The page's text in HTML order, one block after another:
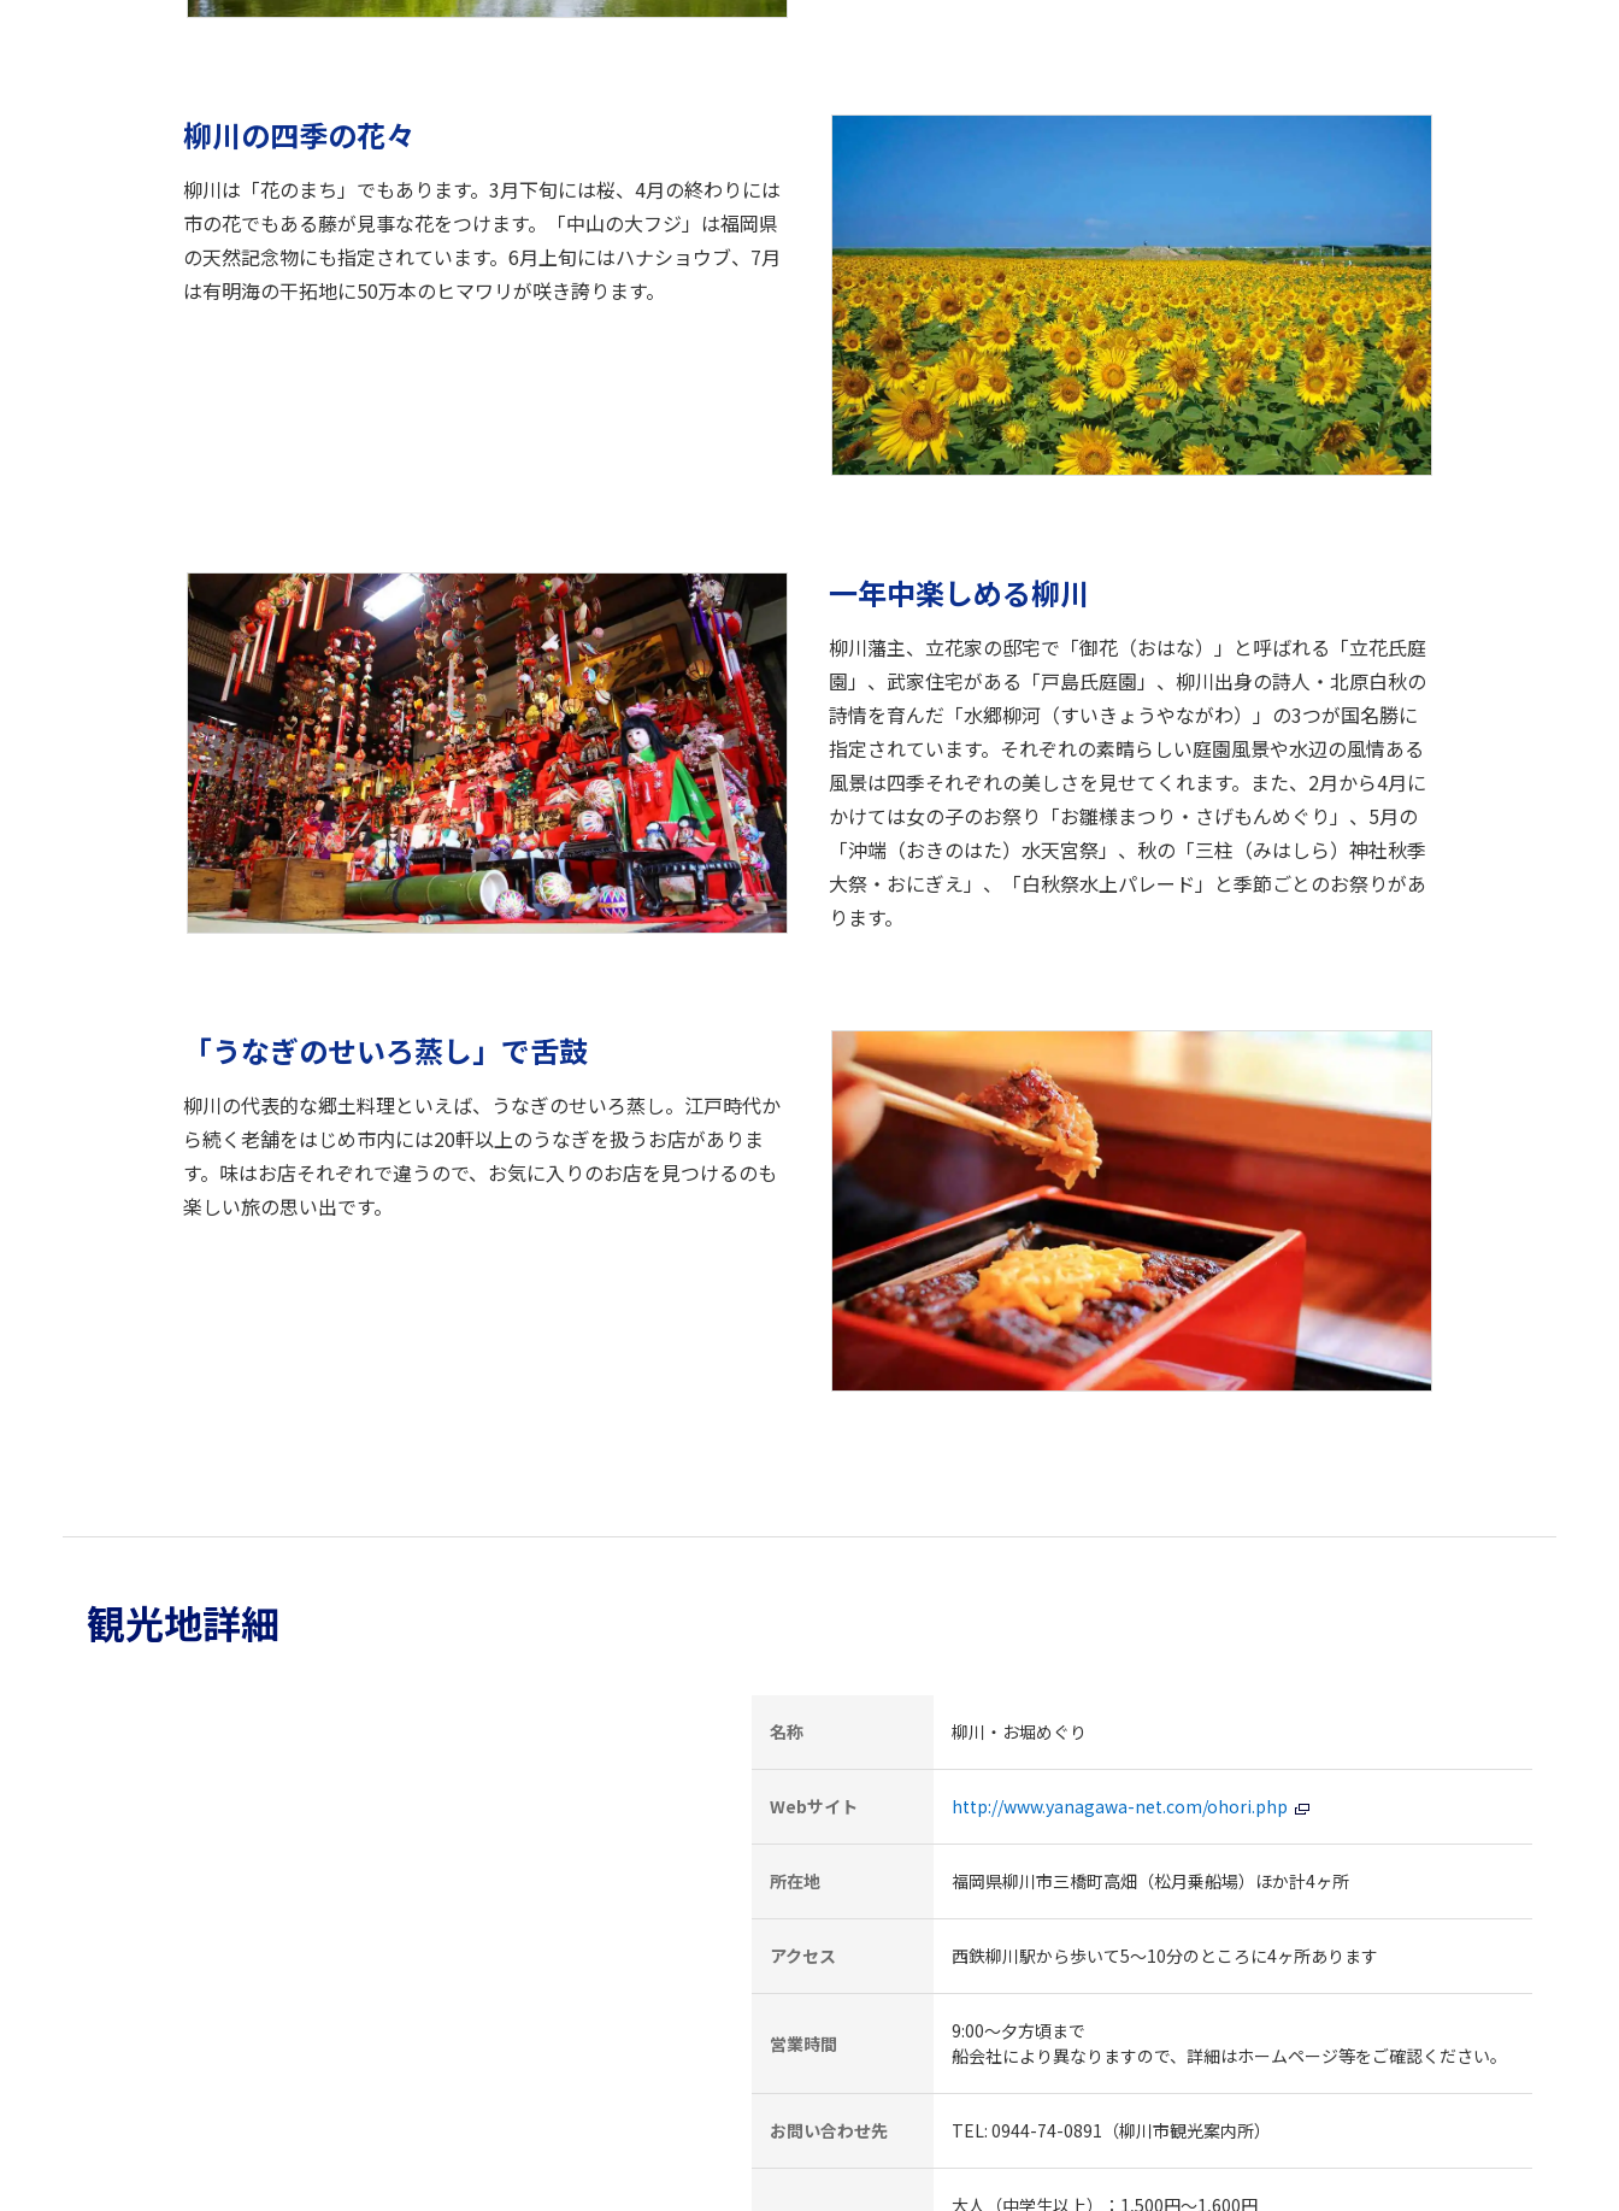
柳川の四季の花々
柳川は「花のまち」でもあります。3月下旬には桜、4月の終わりには
市の花でもある藤が見事な花をつけます。「中山の大フジ」は福岡県
の天然記念物にも指定されています。6月上旬にはハナショウブ、7月
は有明海の干拓地に50万本のヒマワリが咲き誇ります。
一年中楽しめる柳川
柳川藩主、立花家の邸宅で「御花（おはな）」と呼ばれる「立花氏庭
園」、武家住宅がある「戸島氏庭園」、柳川出身の詩人・北原白秋の
詩情を育んだ「水郷柳河（すいきょうやながわ）」の3つが国名勝に
指定されています。それぞれの素晴らしい庭園風景や水辺の風情ある
風景は四季それぞれの美しさを見せてくれます。また、2月から4月に
かけては女の子のお祭り「お雛様まつり・さげもんめぐり」、5月の
「沖端（おきのはた）水天宮祭」、秋の「三柱（みはしら）神社秋季
大祭・おにぎえ」、「白秋祭水上パレード」と季節ごとのお祭りがあ
ります。
「うなぎのせいろ蒸し」で舌鼓
柳川の代表的な郷土料理といえば、うなぎのせいろ蒸し。江戸時代か
ら続く老舗をはじめ市内には20軒以上のうなぎを扱うお店がありま
す。味はお店それぞれで違うので、お気に入りのお店を見つけるのも
楽しい旅の思い出です。
観光地詳細
名称 柳川・お堀めぐり
Webサイト http://www.yanagawa-net.com/ohori.php
所在地 福岡県柳川市三橋町高畑（松月乗船場）ほか計4ヶ所
アクセス 西鉄柳川駅から歩いて5～10分のところに4ヶ所あります
営業時間
9:00～夕方頃まで
船会社により異なりますので、詳細はホームページ等をご確認ください。
お問い合わせ先 TEL: 0944-74-0891（柳川市観光案内所）
大人（中学生以上）：1,500円～1,600円